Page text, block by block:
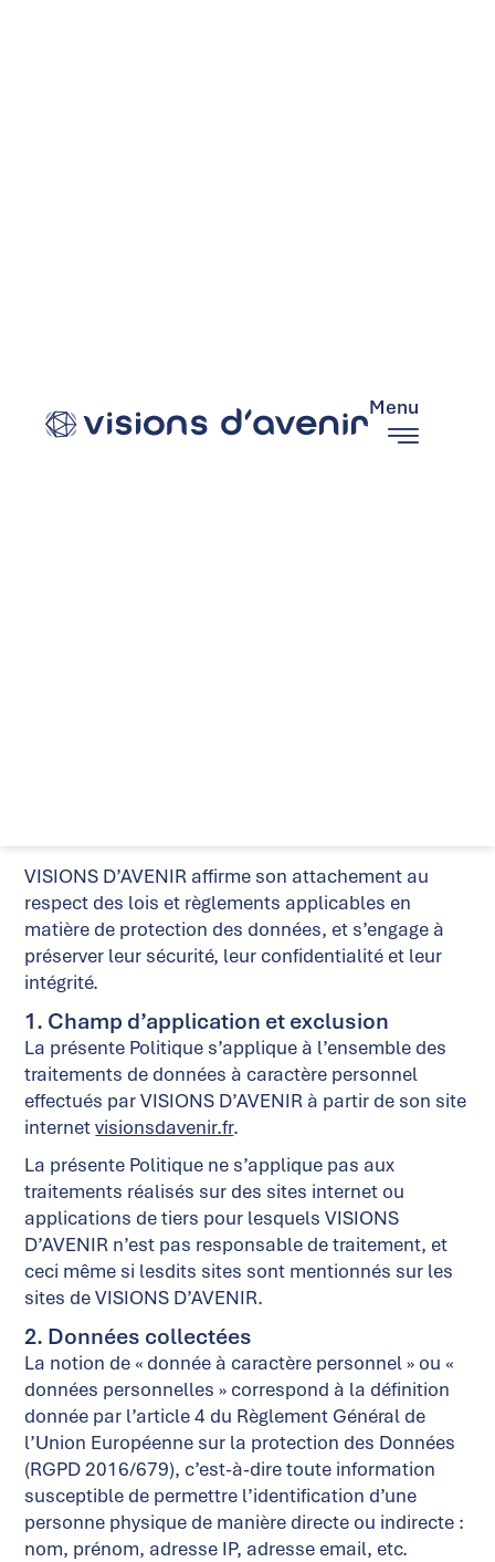
Menu
traitement des Données Personnelles et nous
sommes, à ce titre, responsable des Données
VISIONS D’AVENIR affirme son attachement au
respect des lois et règlements applicables en
matière de protection des données, et s’engage à
préserver leur sécurité, leur confidentialité et leur
intégrité.
1. Champ d’application et exclusion
La présente Politique s’applique à l’ensemble des
traitements de données à caractère personnel
effectués par VISIONS D’AVENIR à partir de son site
internetvisionsdavenir.fr.
La présente Politique ne s’applique pas aux
traitements réalisés sur des sites internet ou
applications de tiers pour lesquels VISIONS
D’AVENIR n’est pas responsable de traitement, et
ceci même si lesdits sites sont mentionnés sur les
sites de VISIONS D’AVENIR.
2. Données collectées
La notion de « donnée à caractère personnel » ou «
données personnelles » correspond à la définition
donnée par l’article 4 du Règlement Général de
l’Union Européenne sur la protection des Données
(RGPD 2016/679), c’est-à-dire toute information
susceptible de permettre l’identification d’une
personne physique de manière directe ou indirecte :
nom, prénom, adresse IP, adresse email, etc.